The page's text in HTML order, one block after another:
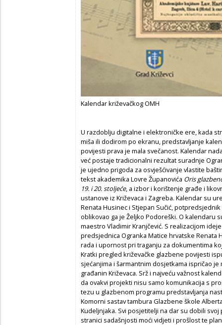
Kalendar križevačkog OMH
U razdoblju digitalne i elektroničke ere, kada
miša ili dodirom po ekranu, predstavljanje
povijesti prava je mala svečanost. Kalendar
već postaje tradicionalni rezultat suradnje
je ujedno prigoda za osvješćivanje vlastite
tekst akademika Lovre Županovića Oris
19. i 20. stoljeće, a izbor i korištenje građe i
ustanove iz Križevaca i Zagreba. Kalendar su
Renata Husinec i Stjepan Sučić,
oblikovao ga je Željko Podoreški. O kalendaru
maestro Vladimir Kranjčević. S realizacijom
predsjednica Ogranka Matice hrvatske Renata
rada i upornost pri traganju za dokumentima
Kratki pregled križevačke glazbene povijesti
sjećanjima i šarmantnim dosjetkama ispričao
građanin Križevaca. Srž i najveću važnost
da ovakvi projekti nisu samo komunikacija s
tezu u glazbenom programu predstavljanja
Komorni sastav tambura Glazbene škole
Kudeljnjaka. Svi posjetitelji na dar su dobili
stranici sadašnjosti moći vidjeti i prošlost te